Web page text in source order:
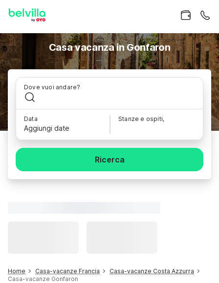
Casa vacanza in Gonfaron
Dove vuoi andare?
Data
Aggiungi date
Stanze e ospiti,
Ricerca
Home Casa-vacanze Francia
Casa-vacanze Costa Azzurra
Casa-vacanze Gonfaron